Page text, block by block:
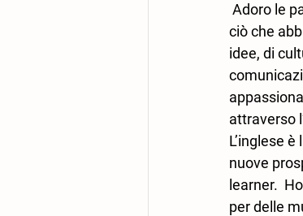
Adoro le
ciò che
idee, di
attraverso
L’inglese
nuove
learner.
per delle